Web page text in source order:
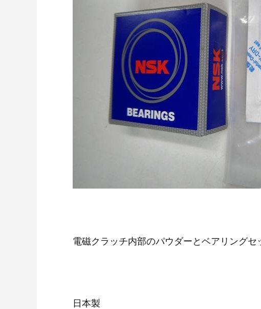
電磁クラッチ内部のパウダーとベアリングセ
日本製